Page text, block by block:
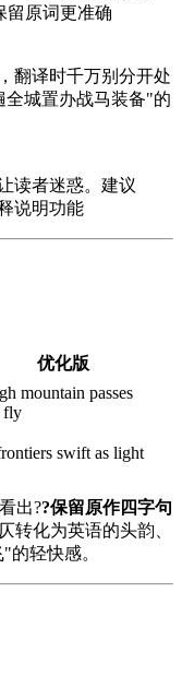
留原词更准确
翻译时千万别分开处
城置办战马装备"的
读者迷惑。建议
说明功能
优化版
mountain passes
fly
swift as light
出??保留原作四字句
转化为英语的头韵、
的轻快感。